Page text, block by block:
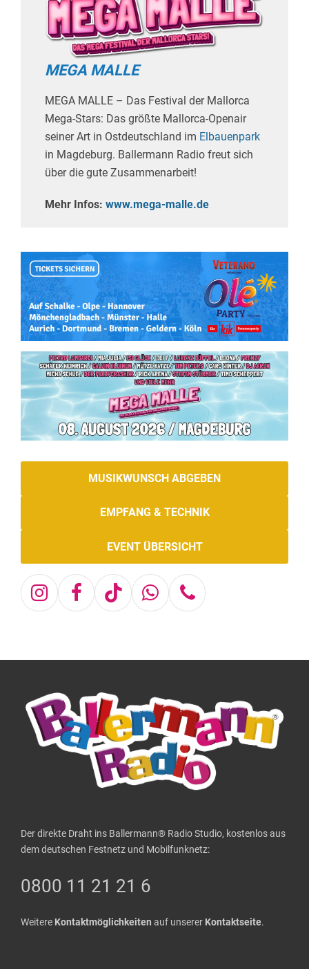
MEGA MALLE
MEGA MALLE – Das Festival der Mallorca
Mega-Stars: Das größte Mallorca-Openair
seiner Art in Ostdeutschland im Elbauenpark
in Magdeburg. Ballermann Radio freut sich
über die gute Zusammenarbeit!
Mehr Infos: www.mega-malle.de
MUSIKWUNSCH ABGEBEN
EMPFANG & TECHNIK
EVENT ÜBERSICHT
Instagram
Facebook
TiktokWhatsapp
Telefon
Der direkte Draht ins Ballermann® Radio Studio, kostenlos aus
dem deutschen Festnetz und Mobilfunknetz:
0800 11 21 21 6
Weitere Kontaktmöglichkeiten auf unserer Kontaktseite.